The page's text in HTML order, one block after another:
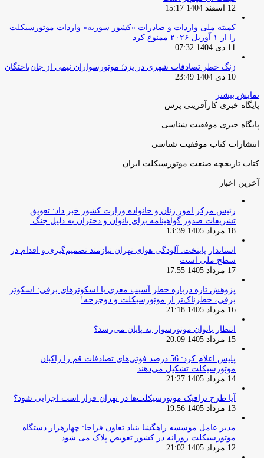
12 اسفند 1404 15:17
کمیته ملی واردات و صادرات «کشور سوریه» واردات موتورسیکلت
را از ۱ آوریل ۲۰۲۶ ممنوع کرد
11 دی 1404 07:32
زنگ خطر تصادفات شهری در یزد؛ موتورسواران نیمی از جان‌باختگان
10 دی 1404 23:49
نمایش بیشتر
پایگاه خبری کارآفرینی پرس
پایگاه خبری موفقیت شناسی
انتشارات کتاب موفقیت شناسی
کتاب تاریخچه صنعت موتورسیکلت ایران
آخرین اخبار
رئیس مرکز امور زنان و خانواده وزارت کشور خبر داد: تعویق
تشریفات صدور گواهینامه برای بانوان و دختران به دلیل جنگ
18 مرداد 1405 13:39
استاندار پایتخت: آلودگی هوای تهران نیازمند تصمیم‌گیری و اقدام در
سطح ملی است
17 مرداد 1405 17:55
پژوهش تازه درباره خطر آسیب مغزی با اسکوترهای برقی: اسکوتر
برقی، خطرناک‌تر از موتورسیکلت و دوچرخه!
16 مرداد 1405 21:18
انتظار بانوان موتورسوار به پایان می‌رسد؟
15 مرداد 1405 20:09
پلیس اعلام کرد: 56 درصد فوتی‌های تصادفات قم را راکبان
موتورسیکلت تشکیل می‌دهند
14 مرداد 1405 21:27
آیا طرح ترافیک موتورسیکلت‌ها در تهران قرار است اجرایی شود؟
13 مرداد 1405 19:56
مدیر عامل موسسه راهگشا بنیاد تعاون فراجا: چهارهزار دستگاه
موتورسیکلت روزانه در کشور تعویض پلاک می شود
12 مرداد 1405 21:02